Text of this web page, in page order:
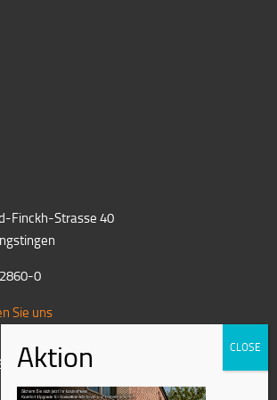
Finckh-Strasse 40
0
Sie uns